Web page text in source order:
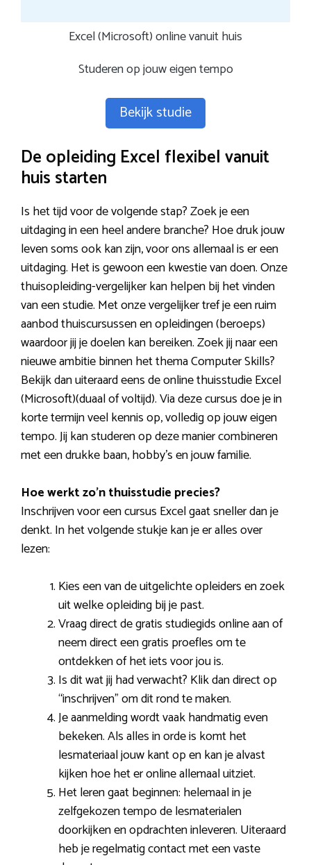
Excel (Microsoft) online vanuit huis
Studeren op jouw eigen tempo
Bekijk studie
De opleiding Excel flexibel vanuit
huis starten
Is het tijd voor de volgende stap? Zoek je een
uitdaging in een heel andere branche? Hoe druk jouw
leven soms ook kan zijn, voor ons allemaal is er een
uitdaging. Het is gewoon een kwestie van doen. Onze
thuisopleiding-vergelijker kan helpen bij het vinden
van een studie. Met onze vergelijker tref je een ruim
aanbod thuiscursussen en opleidingen (beroeps)
waardoor jij je doelen kan bereiken. Zoek jij naar een
nieuwe ambitie binnen het thema Computer Skills?
Bekijk dan uiteraard eens de online thuisstudie Excel
(Microsoft)(duaal of voltijd). Via deze cursus doe je in
korte termijn veel kennis op, volledig op jouw eigen
tempo. Jij kan studeren op deze manier combineren
met een drukke baan, hobby’s en jouw familie.
Hoe werkt zo’n thuisstudie precies?
Inschrijven voor een cursus Excel gaat sneller dan je
denkt. In het volgende stukje kan je er alles over
lezen:
Kies een van de uitgelichte opleiders en zoek
uit welke opleiding bij je past.
Vraag direct de gratis studiegids online aan of
neem direct een gratis proefles om te
ontdekken of het iets voor jou is.
Is dit wat jij had verwacht? Klik dan direct op
“inschrijven” om dit rond te maken.
Je aanmelding wordt vaak handmatig even
bekeken. Als alles in orde is komt het
lesmateriaal jouw kant op en kan je alvast
kijken hoe het er online allemaal uitziet.
Het leren gaat beginnen: helemaal in je
zelfgekozen tempo de lesmaterialen
doorkijken en opdrachten inleveren. Uiteraard
heb je regelmatig contact met een vaste